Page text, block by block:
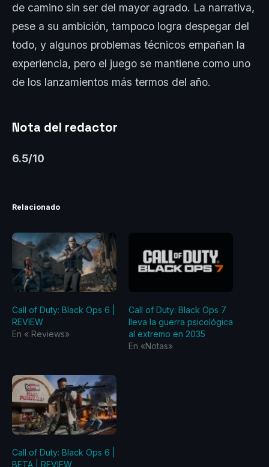
de camino sin ser del mayor agrado. La narrativa,
pese a su ambición, tampoco logra despegar del
todo, y algunos problemas técnicos empañan la
experiencia, pero el juego se mantiene como uno
de los lanzamientos más termos del año.
Nota del redactor
6.5/10
Relacionado
Call of Duty: Black Ops 6 |
REVIEW
En «‎ Reviews‎»
Call of Duty: Black Ops 7
lleva la guerra psicológica
al extremo en 2035
En «Notas»
Call of Duty: Black Ops 6 |
BETA | REVIEW